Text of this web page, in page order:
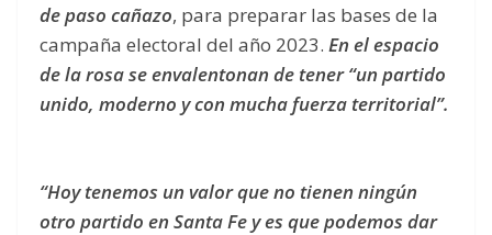
de paso cañazo, para preparar las bases de la
campaña electoral del año 2023. En el espacio
de la rosa se envalentonan de tener “un partido
unido, moderno y con mucha fuerza territorial”.
“Hoy tenemos un valor que no tienen ningún
otro partido en Santa Fe y es que podemos dar